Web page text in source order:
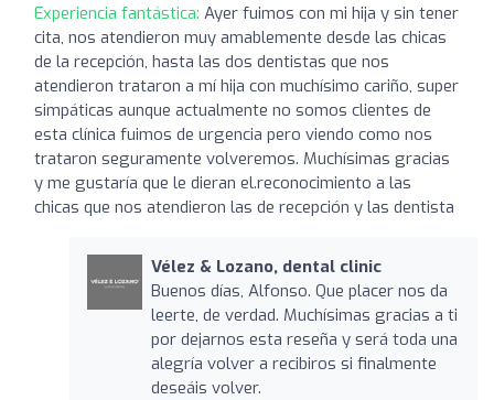
Experiencia fantástica: Ayer fuimos con mi hija y sin tener
cita, nos atendieron muy amablemente desde las chicas
de la recepción, hasta las dos dentistas que nos
atendieron trataron a mí hija con muchísimo cariño, super
simpáticas aunque actualmente no somos clientes de
esta clínica fuimos de urgencia pero viendo como nos
trataron seguramente volveremos. Muchísimas gracias
y me gustaría que le dieran el.reconocimiento a las
chicas que nos atendieron las de recepción y las dentista
Vélez & Lozano, dental clinic
Buenos días, Alfonso. Que placer nos da
leerte, de verdad. Muchísimas gracias a ti
por dejarnos esta reseña y será toda una
alegría volver a recibiros si finalmente
deseáis volver.